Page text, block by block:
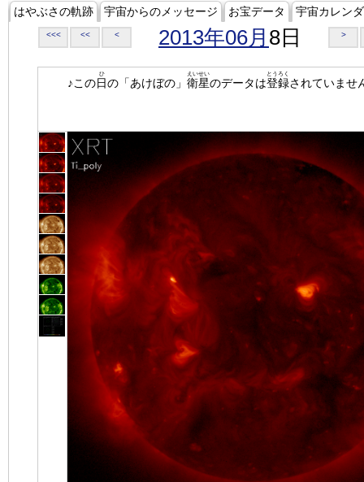
はやぶさの軌跡 宇宙からのメッセージ お宝データ 宇宙カレン
<<< << < 2013年06月 8日 >
♪この日
ひ
の「あけぼの」 衛星
えいせい
のデータは登録
とうろく
されていませ